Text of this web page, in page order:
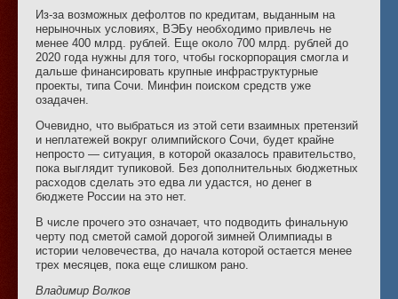
Из-за возможных дефолтов по кредитам, выданным на
нерыночных условиях, ВЭБу необходимо привлечь не
менее 400 млрд. рублей. Еще около 700 млрд. рублей до
2020 года нужны для того, чтобы госкорпорация смогла и
дальше финансировать крупные инфраструктурные
проекты, типа Сочи. Минфин поиском средств уже
озадачен.
Очевидно, что выбраться из этой сети взаимных претензий
и неплатежей вокруг олимпийского Сочи, будет крайне
непросто — ситуация, в которой оказалось правительство,
пока выглядит тупиковой. Без дополнительных бюджетных
расходов сделать это едва ли удастся, но денег в
бюджете России на это нет.
В числе прочего это означает, что подводить финальную
черту под сметой самой дорогой зимней Олимпиады в
истории человечества, до начала которой остается менее
трех месяцев, пока еще слишком рано.
Владимир Волков